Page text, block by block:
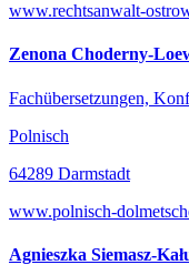
www.rechtsanwalt-
Zenona Choderny-
Fachübersetzungen,
Polnisch
64289 Darmstadt
www.polnisch-
Agnieszka Siemasz-